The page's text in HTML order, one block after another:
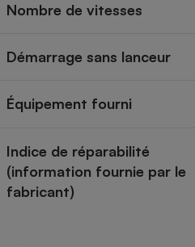
Nombre de vitesses
Démarrage sans lanceur
Équipement fourni
Indice de réparabilité
(information fournie par le
fabricant)